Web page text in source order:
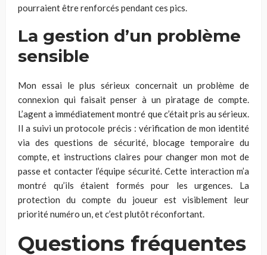
pourraient être renforcés pendant ces pics.
La gestion d’un problème
sensible
Mon essai le plus sérieux concernait un problème de
connexion qui faisait penser à un piratage de compte.
L’agent a immédiatement montré que c’était pris au sérieux.
Il a suivi un protocole précis : vérification de mon identité
via des questions de sécurité, blocage temporaire du
compte, et instructions claires pour changer mon mot de
passe et contacter l’équipe sécurité. Cette interaction m’a
montré qu’ils étaient formés pour les urgences. La
protection du compte du joueur est visiblement leur
priorité numéro un, et c’est plutôt réconfortant.
Questions fréquentes